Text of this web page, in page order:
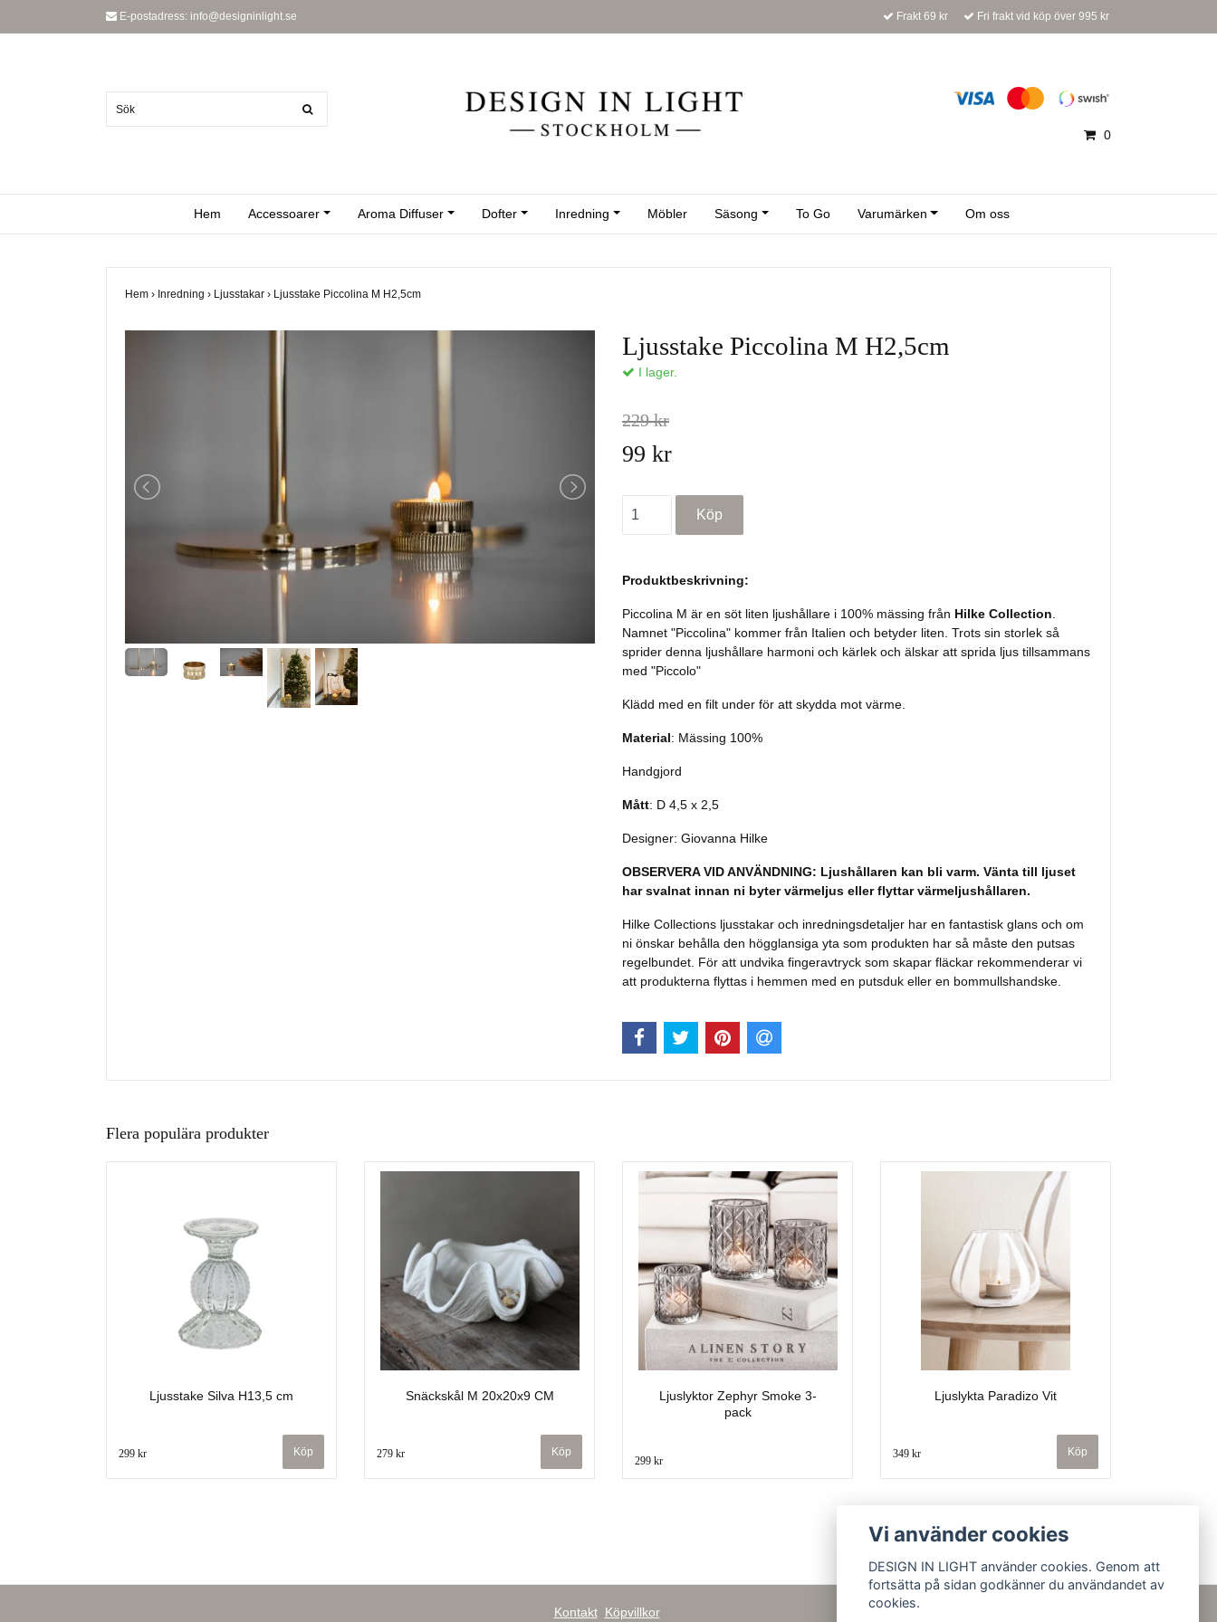
E-postadress: info@designinlight.se Frakt 69 kr Fri frakt vid köp över 995 kr
0
Hem Accessoarer Aroma Diffuser Dofter Inredning Möbler Säsong To Go Varumärken Om oss
Hem › Inredning › Ljusstakar › Ljusstake Piccolina M H2,5cm
Ljusstake Piccolina M H2,5cm
I lager.
229 kr
99 kr
Produktbeskrivning:
Piccolina M är en söt liten ljushållare i 100% mässing från Hilke Collection
Namnet "Piccolina" kommer från Italien och betyder liten. Trots sin storlek så
sprider denna ljushållare harmoni och kärlek och älskar att sprida ljus tillsammans
med "Piccolo"
Klädd med en filt under för att skydda mot värme.
Material: Mässing 100%
Handgjord
Mått: D 4,5 x 2,5
Designer: Giovanna Hilke
OBSERVERA VID ANVÄNDNING: Ljushållaren kan bli varm. Vänta till ljuset
har svalnat innan ni byter värmeljus eller flyttar värmeljushållaren.
Hilke Collections ljusstakar och inredningsdetaljer har en fantastisk glans och om
ni önskar behålla den högglansiga yta som produkten har så måste den putsas
regelbundet. För att undvika fingeravtryck som skapar fläckar rekommenderar vi
att produkterna flyttas i hemmen med en putsduk eller en bommullshandske.
Flera populära produkter
Ljusstake Silva H13,5 cm
299 kr
Snäckskål M 20x20x9 CM
279 kr
Ljuslyktor Zephyr Smoke 3-
pack
299 kr
Ljuslykta Paradizo Vit
349 kr
Kontakt Köpvillkor
Vi använder cookies
DESIGN IN LIGHT använder cookies. Genom att
fortsätta på sidan godkänner du användandet av
cookies.